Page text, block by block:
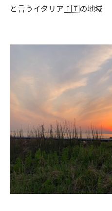
と言うイタリア🇮🇹の地域